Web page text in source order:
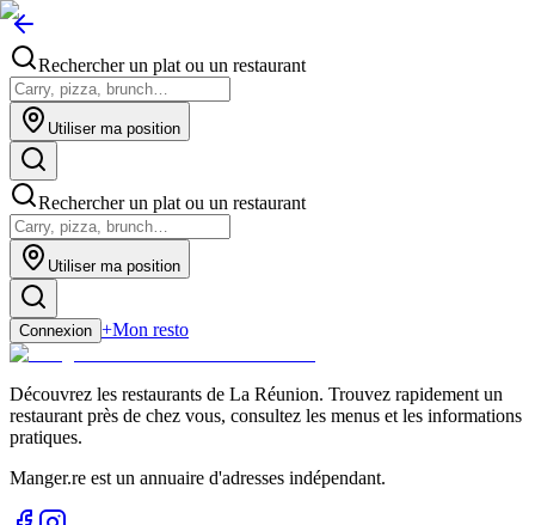
Rechercher un plat ou un restaurant
Utiliser ma position
Rechercher un plat ou un restaurant
Utiliser ma position
Connexion +Mon resto
Découvrez les restaurants de La Réunion. Trouvez rapidement un
restaurant près de chez vous, consultez les menus et les informations
pratiques.
Manger.re est un annuaire d'adresses indépendant.